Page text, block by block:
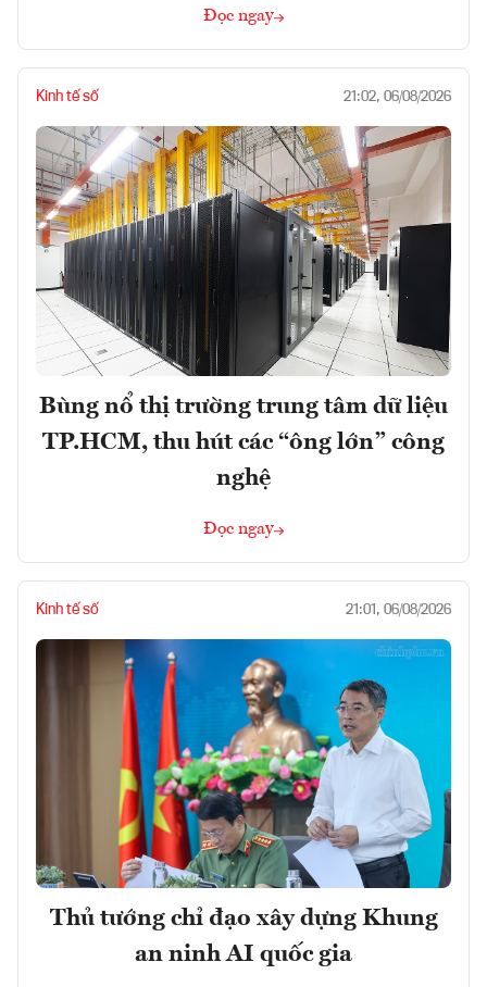
Đọc ngay
Kinh tế số 21:02, 06/08/2026
Bùng nổ thị trường trung tâm dữ liệu
TP.HCM, thu hút các “ông lớn” công
nghệ
Đọc ngay
Kinh tế số 21:01, 06/08/2026
Thủ tướng chỉ đạo xây dựng Khung
an ninh AI quốc gia